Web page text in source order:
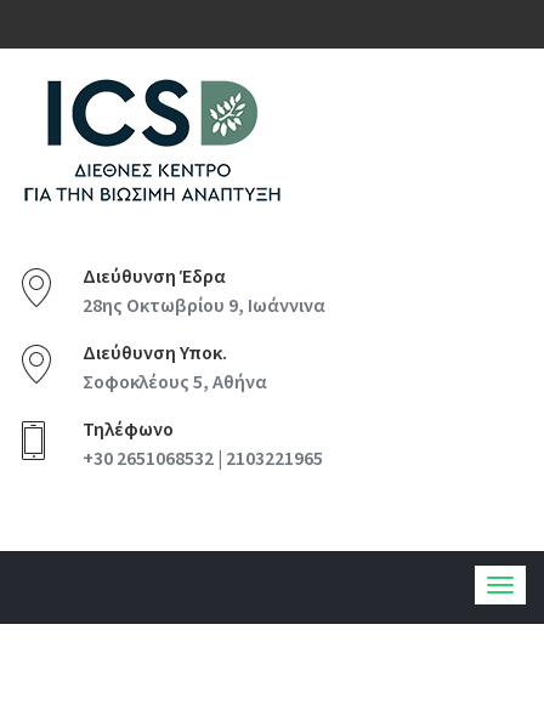
Διεύθυνση Έδρα
28ης Οκτωβρίου 9, Ιωάννινα
Διεύθυνση Υποκ.
Σοφοκλέους 5, Αθήνα
Τηλέφωνο
+30 2651068532 | 2103221965